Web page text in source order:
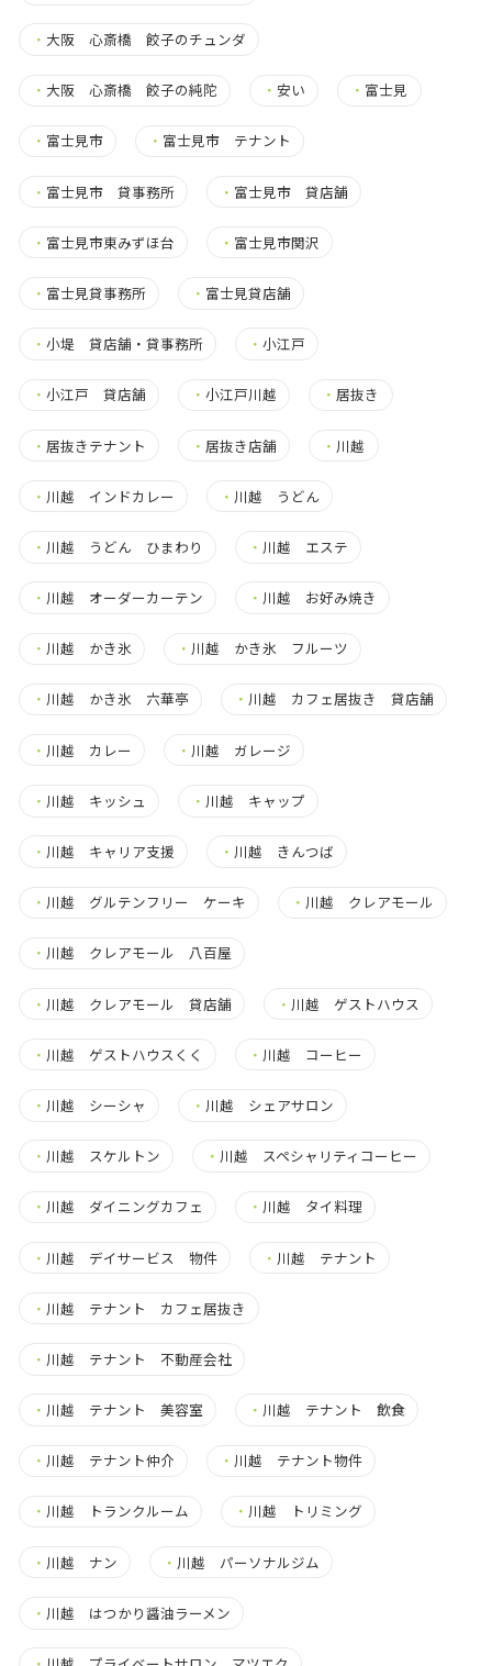
・ 大阪 心斎橋 餃子のチュンダ
・ 大阪 心斎橋 餃子の純陀 ・安い ・ 富士見
・ 富士見市 ・ 富士見市 テナント
・ 富士見市 貸事務所 ・ 富士見市 貸店舗
・ 富士見市東みずほ台 ・ 富士見市関沢
・ 富士見貸事務所 ・ 富士見貸店舗
・ 小堤 貸店舗・貸事務所 ・小江戸
・ 小江戸 貸店舗 ・小江戸川越 ・居抜き
・ 居抜きテナント ・ 居抜き店舗 ・ 川越
・ 川越 インドカレー ・ 川越 うどん
・ 川越 うどん ひまわり ・ 川越 エステ
・ 川越 オーダーカーテン ・ 川越 お好み焼き
・ 川越 かき氷 ・ 川越 かき氷 フルーツ
・ 川越 かき氷 六華亭 ・ 川越 カフェ居抜き 貸店舗
・ 川越 カレー ・ 川越 ガレージ
・ 川越 キッシュ ・ 川越 キャップ
・ 川越 キャリア支援 ・ 川越 きんつば
・ 川越 グルテンフリー ケーキ ・ 川越 クレアモール
・ 川越 クレアモール 八百屋
・ 川越 クレアモール 貸店舗 ・ 川越 ゲストハウス
・ 川越 ゲストハウスくく ・ 川越 コーヒー
・ 川越 シーシャ ・ 川越 シェアサロン
・ 川越 スケルトン ・ 川越 スペシャリティコーヒー
・ 川越 ダイニングカフェ ・ 川越 タイ料理
・ 川越 デイサービス 物件 ・ 川越 テナント
・ 川越 テナント カフェ居抜き
・ 川越 テナント 不動産会社
・ 川越 テナント 美容室 ・ 川越 テナント 飲食
・ 川越 テナント仲介 ・ 川越 テナント物件
・ 川越 トランクルーム ・ 川越 トリミング
・ 川越 ナン ・ 川越 パーソナルジム
・ 川越 はつかり醤油ラーメン